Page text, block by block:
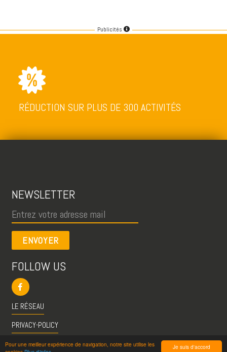
Je suis d'accord
Pour une meilleur expérience de navigation, notre site utilise les
Publicités
RÉDUCTION SUR PLUS DE 300 ACTIVITÉS
NEWSLETTER
ENVOYER
FOLLOW US
LE RÉSEAU
PRIVACY-POLICY
CGU